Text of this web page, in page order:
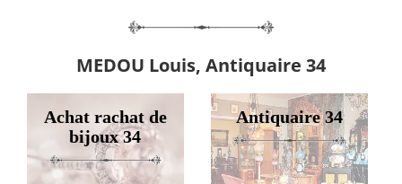
MEDOU Louis, Antiquaire 34
Achat rachat de
bijoux 34
Antiquaire 34